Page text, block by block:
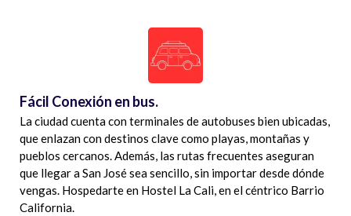
Fácil Conexión en bus.
La ciudad cuenta con terminales de autobuses bien ubicadas,
que enlazan con destinos clave como playas, montañas y
pueblos cercanos. Además, las rutas frecuentes aseguran
que llegar a San José sea sencillo, sin importar desde dónde
vengas. Hospedarte en Hostel La Cali, en el céntrico Barrio
California.